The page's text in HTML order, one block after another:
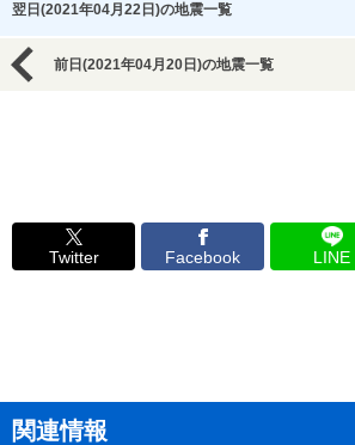
翌日(2021年04月22日)の地震一覧
前日(2021年04月20日)の地震一覧
Twitter Facebook LINE
関連情報